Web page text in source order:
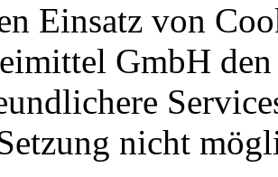
Einsatz von
GmbH
nicht